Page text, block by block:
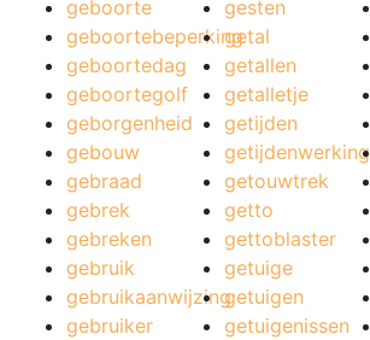
geboorte
geboortebeperking
geboortedag
geboortegolf
geborgenheid
gebouw
gebraad
gebrek
gebreken
gebruik
gebruikaanwijzing
gebruiker
gesten
getal
getallen
getalletje
getijden
getijdenwerking
getouwtrek
getto
gettoblaster
getuige
getuigen
getuigenissen